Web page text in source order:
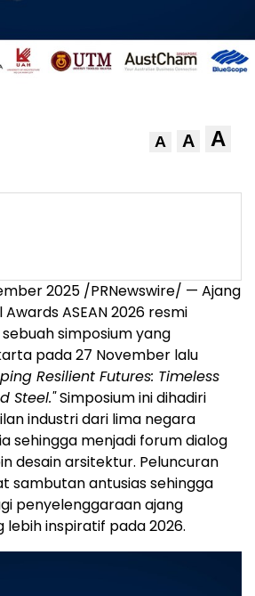
A A A
2025 /PRNewswire/ — Ajang
ASEAN 2026 resmi
simposium yang
pada 27 November lalu
Resilient Futures: Timeless
Steel."Simposium ini dihadiri
industri dari lima negara
sehingga menjadi forum dialog
desain arsitektur. Peluncuran
sambutan antusias sehingga
penyelenggaraan ajang
inspiratif pada 2026.